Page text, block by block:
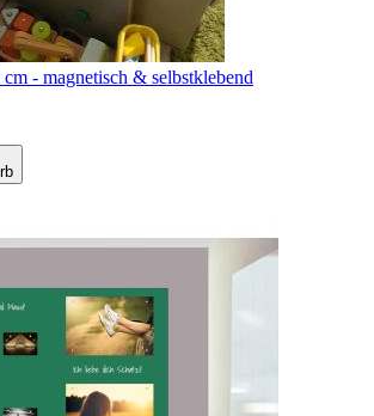
- magnetisch & selbstklebend